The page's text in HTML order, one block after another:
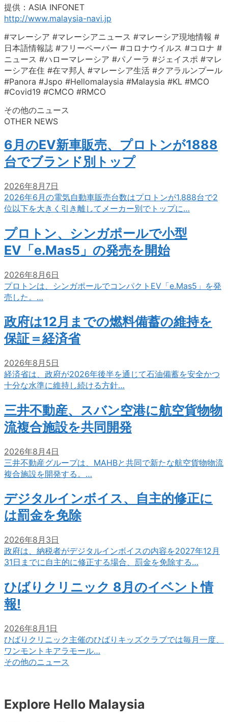
提供：ASIA INFONET
http://www.malaysia-navi.jp
#マレーシア #マレーシアニュース #マレーシア現地情報 #
日本語情報誌 #フリーペーパー #コロナウイルス #コロナ #
ニュース #ハローマレーシア #パノーラ #ジェイスポ #マレ
ーシア在住 #在マ邦人 #マレーシア生活 #クアラルンプール
#Panora #Jspo #Hellomalaysia #Malaysia #KL #MCO
#Covid19 #CMCO #RMCO
その他のニュース
OTHER NEWS
6月のEV新車販売、プロトンが1888
台でブランド別トップ
2026年8月7日
2026年6月の電気自動車販売台数はプロトンが1,888台で2
位以下を大きく引き離してメーカー別でトップに…
プロトン、シンガポールで小型
EV「e.Mas5」の発売を開始
2026年8月6日
プロトンは、シンガポールでコンパクトEV「e.Mas5」を発
売した。…
政府は12月までの燃料備蓄の維持を
保証＝経済省
2026年8月5日
経済省は、政府が2026年後半を通じて石油備蓄を安全かつ
十分な水準に維持し続ける方針…
三井不動産、スバン空港に航空貨物物
流複合施設を共同開発
2026年8月4日
三井不動産グループは、MAHBと共同で新たな航空貨物物流
複合施設を開発する。…
デジタルインボイス、自主的修正に
は罰金を免除
2026年8月3日
政府は、納税者がデジタルインボイスの内容を2027年12月
31日までに自主的に修正する場合、罰金を免除する…
ひばりクリニック 8月のイベント情
報!
2026年8月1日
ひばりクリニック主催のひばりキッズクラブでは毎月一度、
ワンモントキアラモール…
その他のニュース
Explore Hello Malaysia